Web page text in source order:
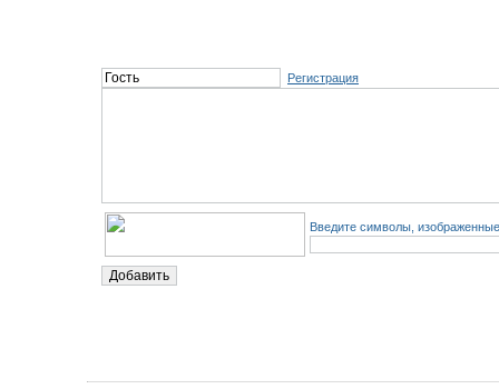
Регистрация
Введите символы,